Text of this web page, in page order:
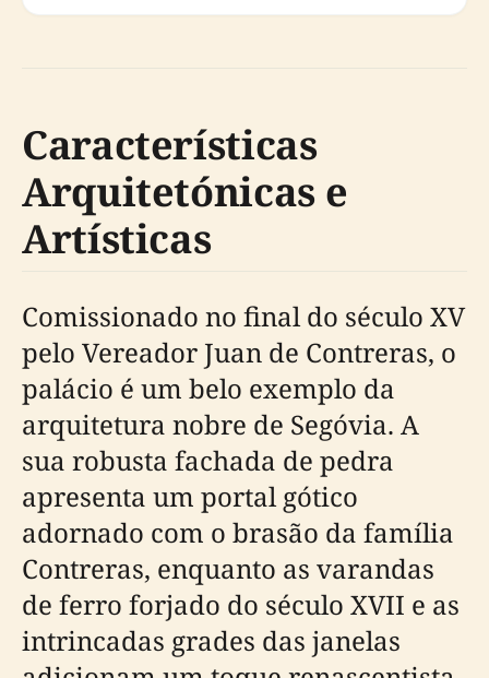
Características
Arquitetónicas e
Artísticas
Comissionado no final do século XV
pelo Vereador Juan de Contreras, o
palácio é um belo exemplo da
arquitetura nobre de Segóvia. A
sua robusta fachada de pedra
apresenta um portal gótico
adornado com o brasão da família
Contreras, enquanto as varandas
de ferro forjado do século XVII e as
intrincadas grades das janelas